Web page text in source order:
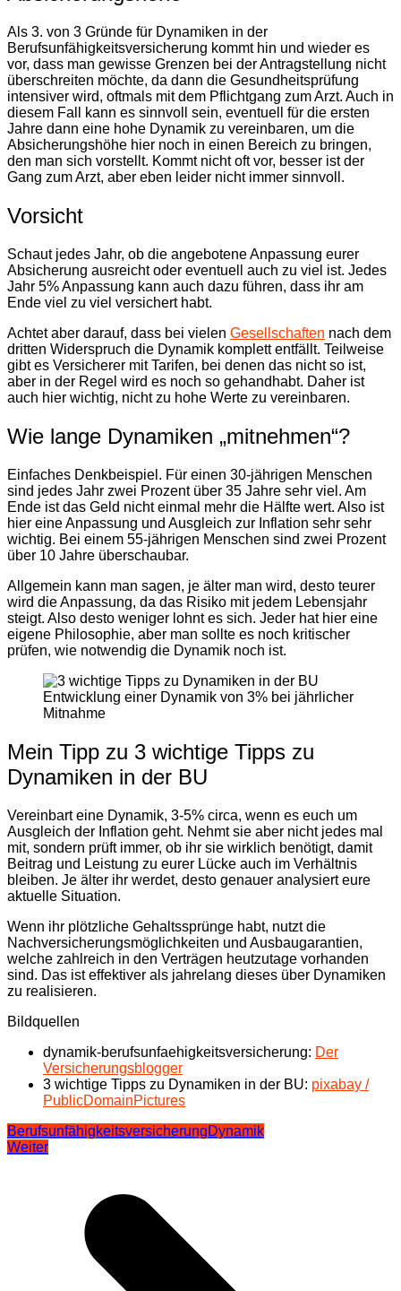
Als 3. von 3 Gründe für Dynamiken in der
Berufsunfähigkeitsversicherung kommt hin und wieder es
vor, dass man gewisse Grenzen bei der Antragstellung nicht
überschreiten möchte, da dann die Gesundheitsprüfung
intensiver wird, oftmals mit dem Pflichtgang zum Arzt. Auch in
diesem Fall kann es sinnvoll sein, eventuell für die ersten
Jahre dann eine hohe Dynamik zu vereinbaren, um die
Absicherungshöhe hier noch in einen Bereich zu bringen,
den man sich vorstellt. Kommt nicht oft vor, besser ist der
Gang zum Arzt, aber eben leider nicht immer sinnvoll.
Vorsicht
Schaut jedes Jahr, ob die angebotene Anpassung eurer
Absicherung ausreicht oder eventuell auch zu viel ist. Jedes
Jahr 5% Anpassung kann auch dazu führen, dass ihr am
Ende viel zu viel versichert habt.
Achtet aber darauf, dass bei vielen Gesellschaften nach dem
dritten Widerspruch die Dynamik komplett entfällt. Teilweise
gibt es Versicherer mit Tarifen, bei denen das nicht so ist,
aber in der Regel wird es noch so gehandhabt. Daher ist
auch hier wichtig, nicht zu hohe Werte zu vereinbaren.
Wie lange Dynamiken „mitnehmen“?
Einfaches Denkbeispiel. Für einen 30-jährigen Menschen
sind jedes Jahr zwei Prozent über 35 Jahre sehr viel. Am
Ende ist das Geld nicht einmal mehr die Hälfte wert. Also ist
hier eine Anpassung und Ausgleich zur Inflation sehr sehr
wichtig. Bei einem 55-jährigen Menschen sind zwei Prozent
über 10 Jahre überschaubar.
Allgemein kann man sagen, je älter man wird, desto teurer
wird die Anpassung, da das Risiko mit jedem Lebensjahr
steigt. Also desto weniger lohnt es sich. Jeder hat hier eine
eigene Philosophie, aber man sollte es noch kritischer
prüfen, wie notwendig die Dynamik noch ist.
Entwicklung einer Dynamik von 3% bei jährlicher
Mitnahme
Mein Tipp zu 3 wichtige Tipps zu
Dynamiken in der BU
Vereinbart eine Dynamik, 3-5% circa, wenn es euch um
Ausgleich der Inflation geht. Nehmt sie aber nicht jedes mal
mit, sondern prüft immer, ob ihr sie wirklich benötigt, damit
Beitrag und Leistung zu eurer Lücke auch im Verhältnis
bleiben. Je älter ihr werdet, desto genauer analysiert eure
aktuelle Situation.
Wenn ihr plötzliche Gehaltssprünge habt, nutzt die
Nachversicherungsmöglichkeiten und Ausbaugarantien,
welche zahlreich in den Verträgen heutzutage vorhanden
sind. Das ist effektiver als jahrelang dieses über Dynamiken
zu realisieren.
Bildquellen
dynamik-berufsunfaehigkeitsversicherung: Der
Versicherungsblogger
3 wichtige Tipps zu Dynamiken in der BU: pixabay /
PublicDomainPictures
BerufsunfähigkeitsversicherungDynamik
Beitragsnavigation
Weiter